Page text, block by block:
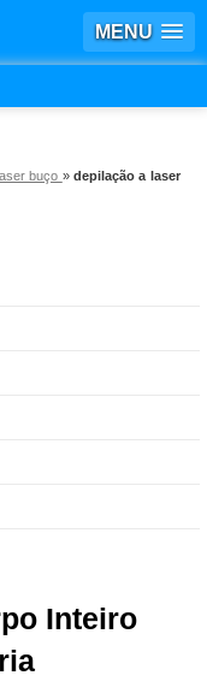
MENU
buço »depilação a laser
Inteiro